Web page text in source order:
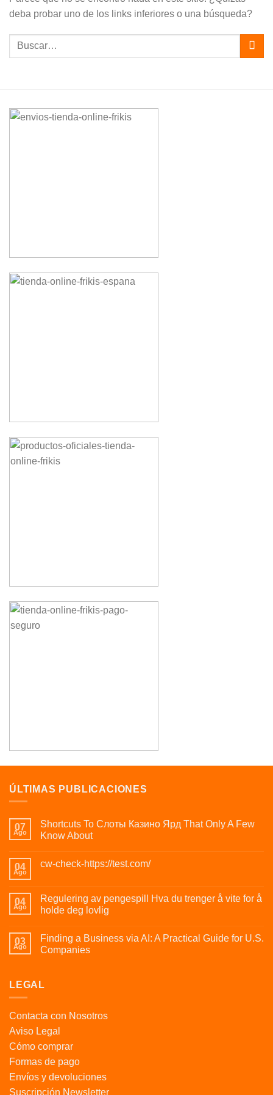
deba probar uno de los links inferiores o una búsqueda?
ÚLTIMAS PUBLICACIONES
07
Ago
Shortcuts To Слоты Казино Ярд That Only A Few
Know About
04
Ago
cw-check-https://test.com/
04
Ago
Regulering av pengespill Hva du trenger å vite for å
holde deg lovlig
03
Ago
Finding a Business via AI: A Practical Guide for U.S.
Companies
LEGAL
Contacta con Nosotros
Aviso Legal
Cómo comprar
Formas de pago
Envíos y devoluciones
Suscripción Newsletter